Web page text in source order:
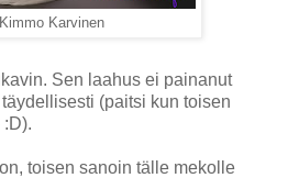
Karvinen
Sen laahus ei painanut
(paitsi kun toisen
toisen sanoin tälle mekolle